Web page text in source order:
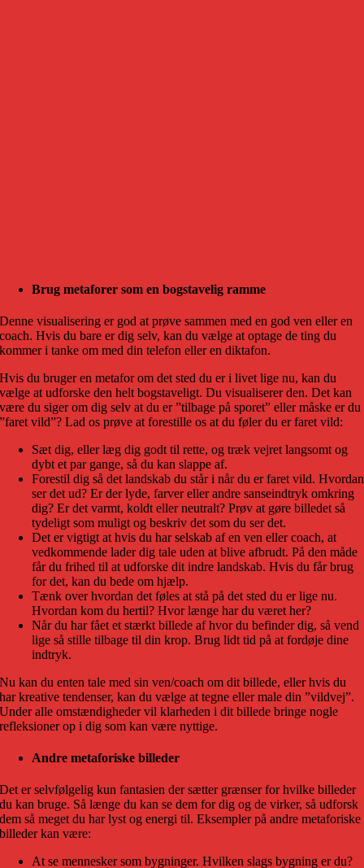
Brug metaforer som en bogstavelig ramme
Denne visualisering er god at prøve sammen med en god ven eller en
coach. Hvis du bare er dig selv, kan du vælge at optage de ting du
kommer i tanke om med din telefon eller en diktafon.
Hvis du bruger en metafor om det sted du er i livet lige nu, kan du
vælge at udforske den helt bogstaveligt. Du visualiserer den. Det kan
være du siger om dig selv at du er ”tilbage på sporet” eller måske er du
”faret vild”? Lad os prøve at forestille os at du føler du er faret vild:
Sæt dig, eller læg dig godt til rette, og træk vejret langsomt og
dybt et par gange, så du kan slappe af.
Forestil dig så det landskab du står i når du er faret vild. Hvordan
ser det ud? Er der lyde, farver eller andre sanseindtryk omkring
dig? Er det varmt, koldt eller neutralt? Prøv at gøre billedet så
tydeligt som muligt og beskriv det som du ser det.
Det er vigtigt at hvis du har selskab af en ven eller coach, at
vedkommende lader dig tale uden at blive afbrudt. På den måde
får du frihed til at udforske dit indre landskab. Hvis du får brug
for det, kan du bede om hjælp.
Tænk over hvordan det føles at stå på det sted du er lige nu.
Hvordan kom du hertil? Hvor længe har du været her?
Når du har fået et stærkt billede af hvor du befinder dig, så vend
lige så stille tilbage til din krop. Brug lidt tid på at fordøje dine
indtryk.
Nu kan du enten tale med sin ven/coach om dit billede, eller hvis du
har kreative tendenser, kan du vælge at tegne eller male din ”vildvej”.
Under alle omstændigheder vil klarheden i dit billede bringe nogle
refleksioner op i dig som kan være nyttige.
Andre metaforiske billeder
Det er selvfølgelig kun fantasien der sætter grænser for hvilke billeder
du kan bruge. Så længe du kan se dem for dig og de virker, så udforsk
dem så meget du har lyst og energi til. Eksempler på andre metaforiske
billeder kan være:
At se mennesker som bygninger. Hvilken slags bygning er du?